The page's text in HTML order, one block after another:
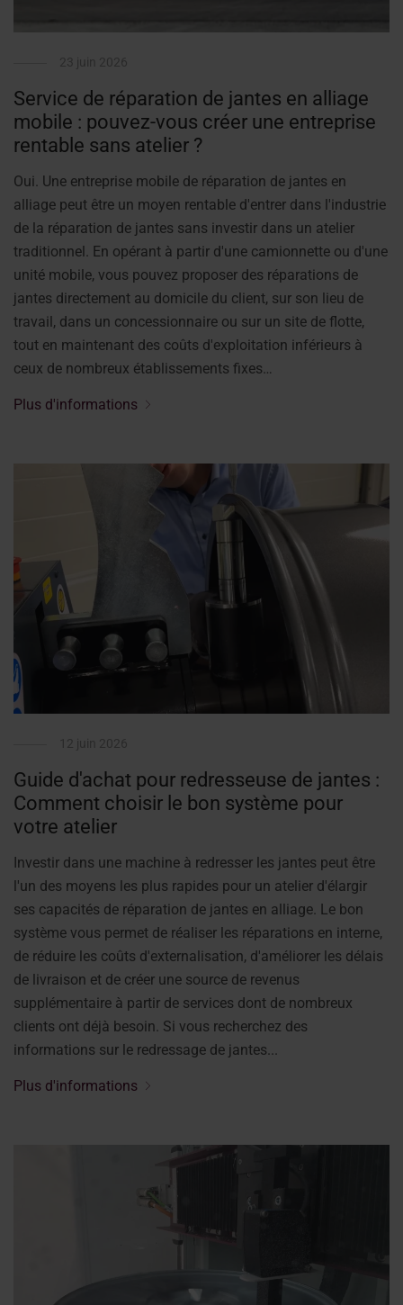
Service de réparation de jantes en alliage
mobile : pouvez-vous créer une entreprise
rentable sans atelier ?
Oui. Une entreprise mobile de réparation de jantes en
alliage peut être un moyen rentable d'entrer dans l'industrie
de la réparation de jantes sans investir dans un atelier
traditionnel. En opérant à partir d'une camionnette ou d'une
unité mobile, vous pouvez proposer des réparations de
jantes directement au domicile du client, sur son lieu de
travail, dans un concessionnaire ou sur un site de flotte,
tout en maintenant des coûts d'exploitation inférieurs à
ceux de nombreux établissements fixes…
Plus d'informations
Guide d'achat pour redresseuse de jantes :
Comment choisir le bon système pour
votre atelier
Investir dans une machine à redresser les jantes peut être
l'un des moyens les plus rapides pour un atelier d'élargir
ses capacités de réparation de jantes en alliage. Le bon
système vous permet de réaliser les réparations en interne,
de réduire les coûts d'externalisation, d'améliorer les délais
de livraison et de créer une source de revenus
supplémentaire à partir de services dont de nombreux
clients ont déjà besoin. Si vous recherchez des
informations sur le redressage de jantes...
Plus d'informations